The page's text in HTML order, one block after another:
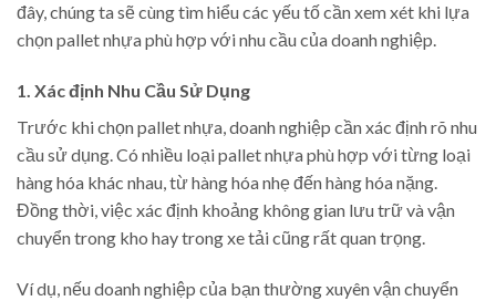
đây, chúng ta sẽ cùng tìm hiểu các yếu tố cần xem xét khi lựa
chọn pallet nhựa phù hợp với nhu cầu của doanh nghiệp.
1. Xác định Nhu Cầu Sử Dụng
Trước khi chọn pallet nhựa, doanh nghiệp cần xác định rõ nhu
cầu sử dụng. Có nhiều loại pallet nhựa phù hợp với từng loại
hàng hóa khác nhau, từ hàng hóa nhẹ đến hàng hóa nặng.
Đồng thời, việc xác định khoảng không gian lưu trữ và vận
chuyển trong kho hay trong xe tải cũng rất quan trọng.
Ví dụ, nếu doanh nghiệp của bạn thường xuyên vận chuyển